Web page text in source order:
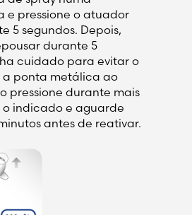
e pressione o atuador
5 segundos. Depois,
durante 5
cuidado para evitar o
ponta metálica ao
pressione durante mais
indicado e aguarde
antes de reativar.